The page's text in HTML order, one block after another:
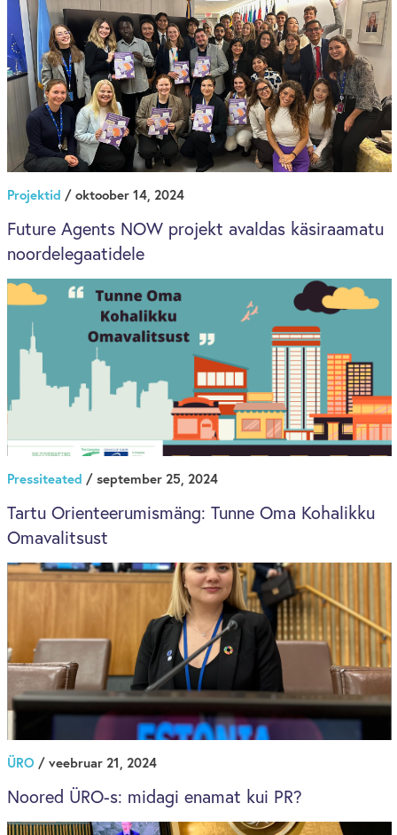
Projektid / oktoober 14, 2024
Future Agents NOW projekt avaldas käsiraamatu
noordelegaatidele
Pressiteated / september 25, 2024
Tartu Orienteerumismäng: Tunne Oma Kohalikku
Omavalitsust
ÜRO / veebruar 21, 2024
Noored ÜRO-s: midagi enamat kui PR?